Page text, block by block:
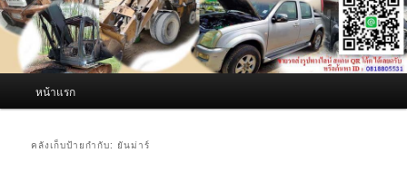
หน้าแรก
คลังเก็บป้ายกำกับ: ยันม่าร์